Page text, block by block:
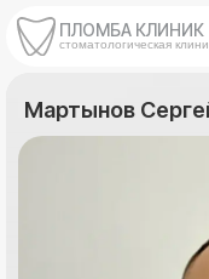
ПЛОМБА КЛИНИК
стоматологическая
Мартынов